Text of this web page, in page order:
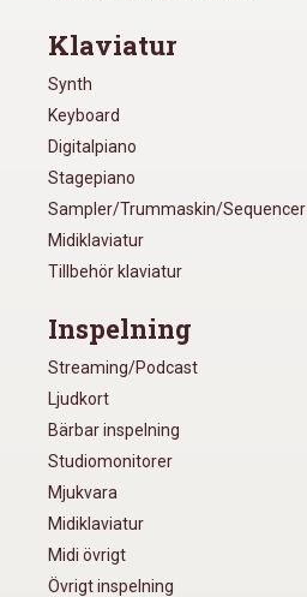
Klaviatur
Synth
Keyboard
Digitalpiano
Stagepiano
Sampler/Trummaskin/Sequencer
Midiklaviatur
Tillbehör klaviatur
Inspelning
Streaming/Podcast
Ljudkort
Bärbar inspelning
Studiomonitorer
Mjukvara
Midiklaviatur
Midi övrigt
Övrigt inspelning